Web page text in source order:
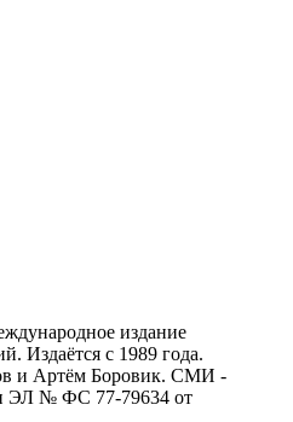
издание
Издаётся с 1989 года.
и Артём Боровик. CМИ -
ЭЛ № ФС 77-79634 от